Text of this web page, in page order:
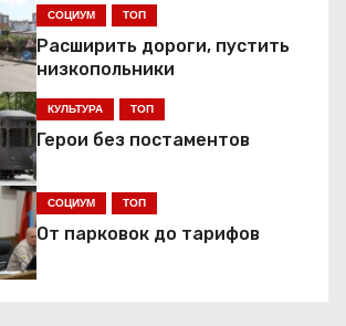
СОЦИУМ ТОП
Расширить дороги, пустить
низкопольники
КУЛЬТУРА ТОП
Герои без постаментов
СОЦИУМ ТОП
От парковок до тарифов